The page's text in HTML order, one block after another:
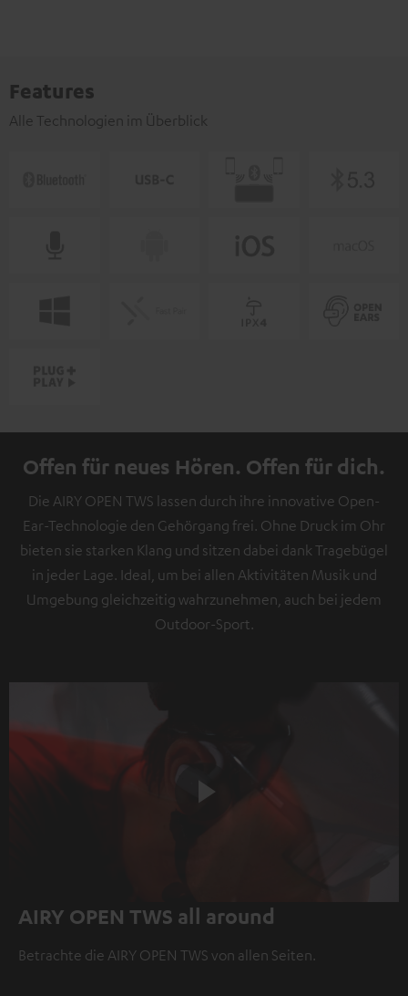
Features
Alle Technologien im Überblick
Offen für neues Hören. Offen für dich.
Die AIRY OPEN TWS lassen durch ihre innovative Open-
Ear-Technologie den Gehörgang frei. Ohne Druck im Ohr
bieten sie starken Klang und sitzen dabei dank Tragebügel
in jeder Lage. Ideal, um bei allen Aktivitäten Musik und
Umgebung gleichzeitig wahrzunehmen, auch bei jedem
Outdoor-Sport.
Video
AIRY OPEN TWS all around
Betrachte die AIRY OPEN TWS von allen Seiten.